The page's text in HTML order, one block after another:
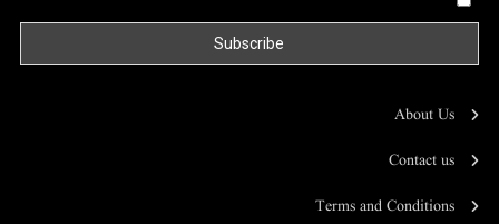
About Us
Contact us
Terms and Conditions